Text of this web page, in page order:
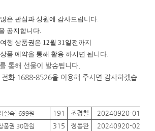
은 관심과 성원에 감사드립니다.
공지합니다.
행 상품권은 12월 31일전까지
품 예약을 통해 활용 하시면 됩니다.
통해 선물이 발송됩니다.
화 1688-8526을 이용해 주시면 감사하겠습
[실속] 699원 191 조경철 20240920-01
품권 30만원 315 정동완 20240920-02